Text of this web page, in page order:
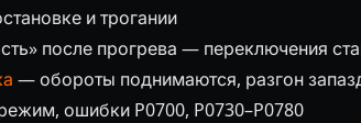
и трогании
после прогрева — переключения
— обороты поднимаются, разгон
ошибки P0700, P0730–P0780